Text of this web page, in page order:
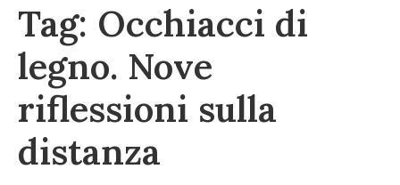
Tag: Occhiacci di
legno. Nove
riflessioni sulla
distanza